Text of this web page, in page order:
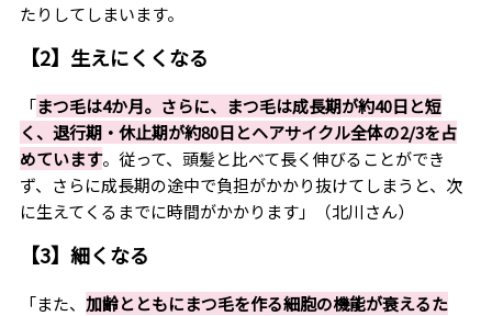
たりしてしまいます。
【2】生えにくくなる
「まつ毛は4か月。さらに、まつ毛は成長期が約40日と短
く、退行期・休止期が約80日とヘアサイクル全体の2/3を占
めています。従って、頭髪と比べて長く伸びることができ
ず、さらに成長期の途中で負担がかかり抜けてしまうと、次
に生えてくるまでに時間がかかります」（北川さん）
【3】細くなる
「また、 加齢とともにまつ毛を作る細胞の機能が衰えるた